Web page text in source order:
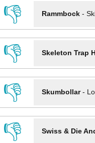
👎
Rammbock-
👎
Skeleton Trap
👎
Skumbollar-
👎
Swiss & Die